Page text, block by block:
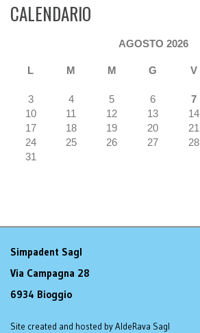
CALENDARIO
AGOSTO 2026
L M M G V
3
4 5 6 7
10
11 12 13 14
17
18 19 20 21
24
25 26 27 28
31
Simpadent Sagl
Via Campagna 28
6934 Bioggio
Site created and hosted by AldeRava Sagl